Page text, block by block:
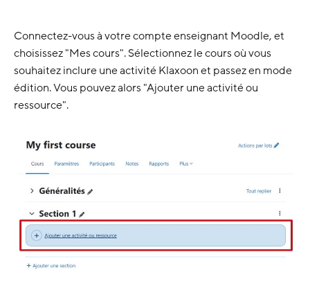
Connectez-vous à votre compte enseignant Moodle, et
choisissez "Mes cours". Sélectionnez le cours où vous
souhaitez inclure une activité Klaxoon et passez en mode
édition. Vous pouvez alors "Ajouter une activité ou
ressource".